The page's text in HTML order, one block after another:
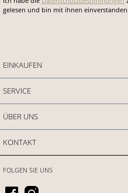
gelesen und bin mit ihnen einverstanden.
EINKAUFEN
SERVICE
ÜBER UNS
KONTAKT
FOLGEN SIE UNS